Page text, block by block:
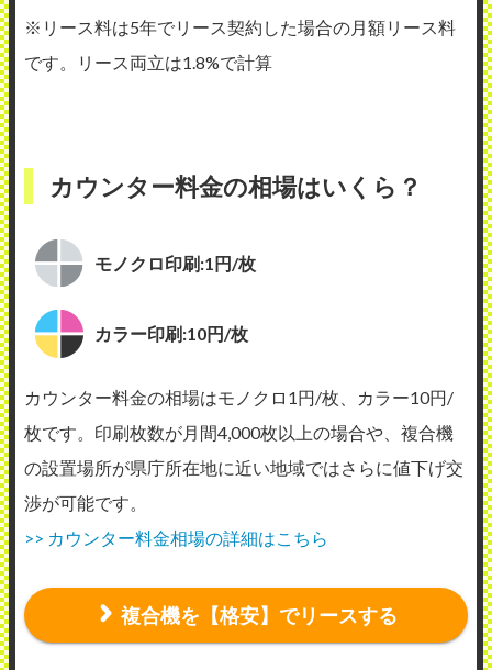
※リース料は5年でリース契約した場合の月額リース料
です。リース両立は1.8%で計算
カウンター料金の相場はいくら？
モノクロ印刷:1円/枚
カラー印刷:10円/枚
カウンター料金の相場はモノクロ1円/枚、カラー10円/
枚です。印刷枚数が月間4,000枚以上の場合や、複合機
の設置場所が県庁所在地に近い地域ではさらに値下げ交
渉が可能です。
>> カウンター料金相場の詳細はこちら
複合機を【格安】でリースする